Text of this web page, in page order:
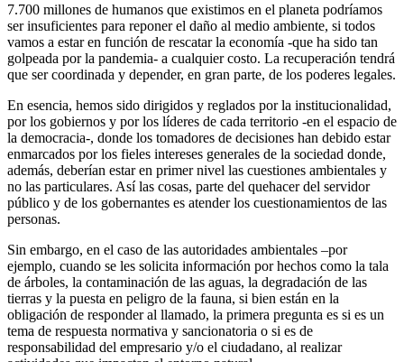
7.700 millones de humanos que existimos en el planeta podríamos
ser insuficientes para reponer el daño al medio ambiente, si todos
vamos a estar en función de rescatar la economía -que ha sido tan
golpeada por la pandemia- a cualquier costo. La recuperación tendrá
que ser coordinada y depender, en gran parte, de los poderes legales.
En esencia, hemos sido dirigidos y reglados por la institucionalidad,
por los gobiernos y por los líderes de cada territorio -en el espacio de
la democracia-, donde los tomadores de decisiones han debido estar
enmarcados por los fieles intereses generales de la sociedad donde,
además, deberían estar en primer nivel las cuestiones ambientales y
no las particulares. Así las cosas, parte del quehacer del servidor
público y de los gobernantes es atender los cuestionamientos de las
personas.
Sin embargo, en el caso de las autoridades ambientales –por
ejemplo, cuando se les solicita información por hechos como la tala
de árboles, la contaminación de las aguas, la degradación de las
tierras y la puesta en peligro de la fauna, si bien están en la
obligación de responder al llamado, la primera pregunta es si es un
tema de respuesta normativa y sancionatoria o si es de
responsabilidad del empresario y/o el ciudadano, al realizar